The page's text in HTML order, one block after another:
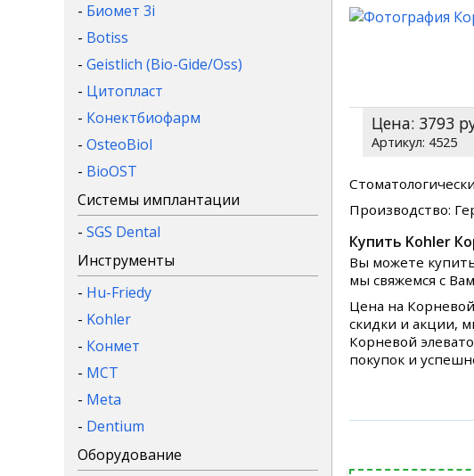
Цена: 3793
4525
Производство:
Купить Kohler
Вы можете
мы свяжемся с
Цена на
скидки и акции,
Корневой
покупок и
- Биомет 3i
- Botiss
- Geistlich (Bio-Gide/Oss)
- Цитопласт
- Конектбиофарм
- OsteoBiol
- BioOST
Системы имплантации
- SGS Dental
Инструменты
- Hu-Friedy
- Kohler
- Конмет
- MCT
- Meta
- Dentium
Оборудование